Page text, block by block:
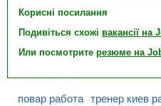
Корисні посилання
Подивіться схожі вакансії на
Или посмотрите резюме на
повар работа тренер киев